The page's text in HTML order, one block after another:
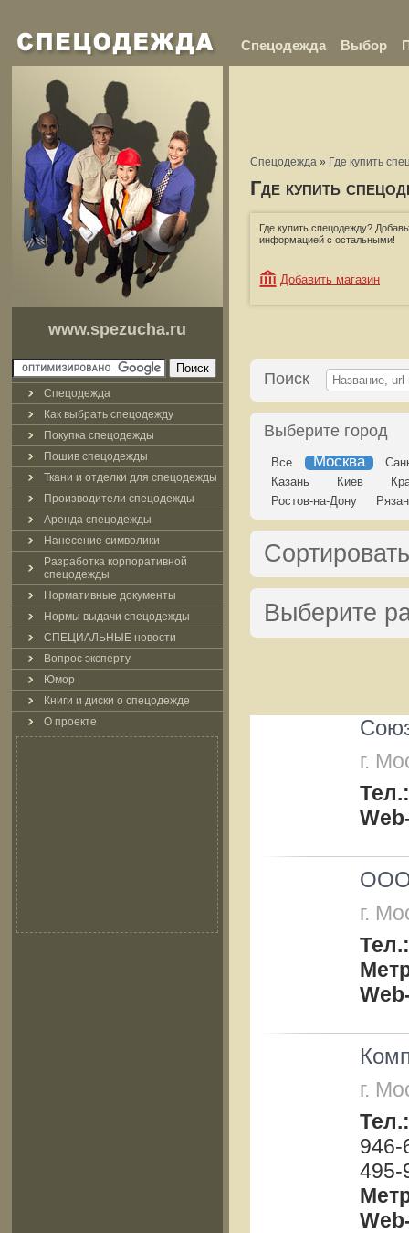
Спецодежда Выбор
www.spezucha.ru
Спецодежда
Как выбрать спецодежду
Покупка спецодежды
Пошив спецодежды
Ткани и отделки для спецодежды
Производители спецодежды
Аренда спецодежды
Нанесение символики
Разработка корпоративной
спецодежды
Нормативные документы
Нормы выдачи спецодежды
СПЕЦИАЛЬНЫЕ новости
Вопрос эксперту
Юмор
Книги и диски о спецодежде
О проекте
Спецодежда » Где купить
Где купить
Где купить спецодежду?
информацией с остальными!
Добавить магазин
Поиск
Выберите город
Все Москва
Казань
Киев
Ростов-на-Дону
Выберите
г.
ООО
г.
г.
495-